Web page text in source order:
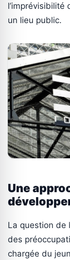
l’imprévisibilité
un lieu public.
Une
La question de
des
chargée du